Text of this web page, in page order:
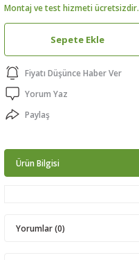
Montaj ve test hizmeti ücretsizdir.
Sepete Ekle
Fiyatı Düşünce Haber Ver
Yorum Yaz
Paylaş
Ürün Bilgisi
Yorumlar (0)